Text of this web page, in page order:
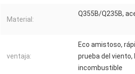
Material:
Q355B/Q235B,
ventaja:
Eco amistoso,
prueba del viento,
incombustible